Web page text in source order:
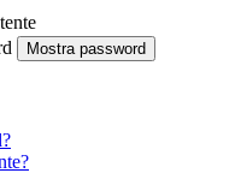
Mostra password